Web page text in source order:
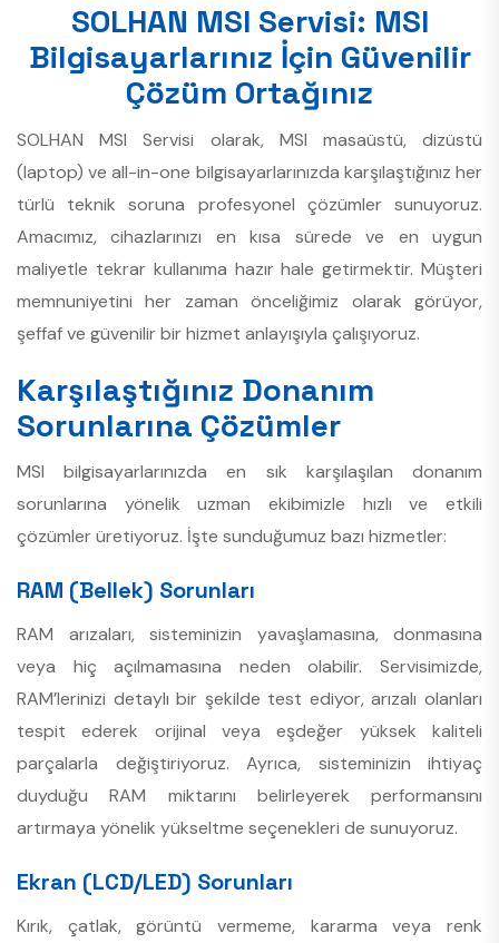
SOLHAN MSI Servisi: MSI
Bilgisayarlarınız İçin Güvenilir
Çözüm Ortağınız
SOLHAN MSI Servisi olarak, MSI masaüstü, dizüstü
(laptop) ve all-in-one bilgisayarlarınızda karşılaştığınız her
türlü teknik soruna profesyonel çözümler sunuyoruz.
Amacımız, cihazlarınızı en kısa sürede ve en uygun
maliyetle tekrar kullanıma hazır hale getirmektir. Müşteri
memnuniyetini her zaman önceliğimiz olarak görüyor,
şeffaf ve güvenilir bir hizmet anlayışıyla çalışıyoruz.
Karşılaştığınız Donanım
Sorunlarına Çözümler
MSI bilgisayarlarınızda en sık karşılaşılan donanım
sorunlarına yönelik uzman ekibimizle hızlı ve etkili
çözümler üretiyoruz. İşte sunduğumuz bazı hizmetler:
RAM (Bellek) Sorunları
RAM arızaları, sisteminizin yavaşlamasına, donmasına
veya hiç açılmamasına neden olabilir. Servisimizde,
RAM’lerinizi detaylı bir şekilde test ediyor, arızalı olanları
tespit ederek orijinal veya eşdeğer yüksek kaliteli
parçalarla değiştiriyoruz. Ayrıca, sisteminizin ihtiyaç
duyduğu RAM miktarını belirleyerek performansını
artırmaya yönelik yükseltme seçenekleri de sunuyoruz.
Ekran (LCD/LED) Sorunları
Kırık, çatlak, görüntü vermeme, kararma veya renk